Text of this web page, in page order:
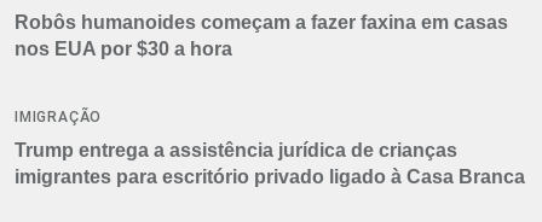
Robôs humanoides começam a fazer faxina em casas
nos EUA por $30 a hora
IMIGRAÇÃO
Trump entrega a assistência jurídica de crianças
imigrantes para escritório privado ligado à Casa Branca